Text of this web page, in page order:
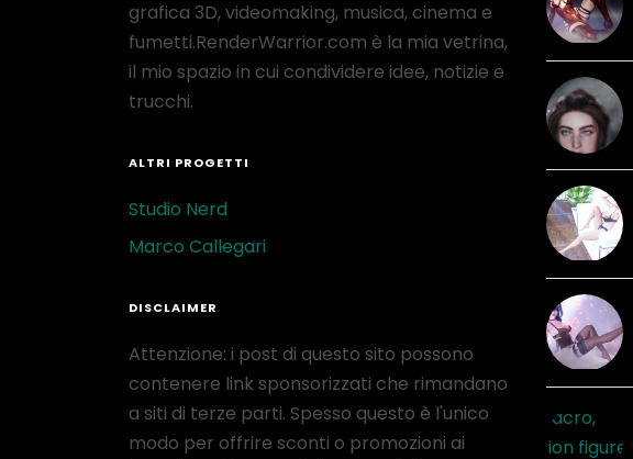
grafica 3D, videomaking, musica, cinema e
fumetti.RenderWarrior.com è la mia vetrina,
il mio spazio in cui condividere idee, notizie e
trucchi.
ALTRI PROGETTI
Studio Nerd
Marco Callegari
DISCLAIMER
Attenzione: i post di questo sito possono
contenere link sponsorizzati che rimandano
a siti di terze parti. Spesso questo è l'unico
modo per offrire sconti o promozioni ai